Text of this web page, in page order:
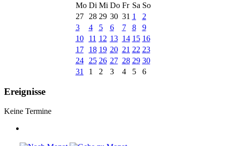
Mo Di Mi Do Fr Sa So
27
28 29 30 31 1
2
3
4 5 6 7 8
9
10
11 12 13 14 15 16
17
18 19 20 21 22 23
24
25 26 27 28 29 30
31
1 2 3 4 5 6
Ereignisse
Keine Termine